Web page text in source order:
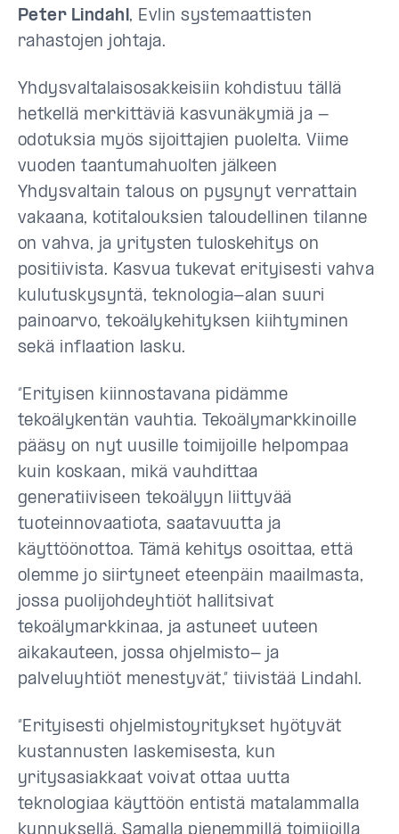
Peter Lindahl , Evlin systemaattisten
rahastojen johtaja.
Yhdysvaltalaisosakkeisiin kohdistuu tällä
hetkellä merkittäviä kasvunäkymiä ja -
odotuksia myös sijoittajien puolelta. Viime
vuoden taantumahuolten jälkeen
Yhdysvaltain talous on pysynyt verrattain
vakaana, kotitalouksien taloudellinen tilanne
on vahva, ja yritysten tuloskehitys on
positiivista. Kasvua tukevat erityisesti vahva
kulutuskysyntä, teknologia-alan suuri
painoarvo, tekoälykehityksen kiihtyminen
sekä inflaation lasku.
“Erityisen kiinnostavana pidämme
tekoälykentän vauhtia. Tekoälymarkkinoille
pääsy on nyt uusille toimijoille helpompaa
kuin koskaan, mikä vauhdittaa
generatiiviseen tekoälyyn liittyvää
tuoteinnovaatiota, saatavuutta ja
käyttöönottoa. Tämä kehitys osoittaa, että
olemme jo siirtyneet eteenpäin maailmasta,
jossa puolijohdeyhtiöt hallitsivat
tekoälymarkkinaa, ja astuneet uuteen
aikakauteen, jossa ohjelmisto- ja
palveluyhtiöt menestyvät,” tiivistää Lindahl.
“Erityisesti ohjelmistoyritykset hyötyvät
kustannusten laskemisesta, kun
yritysasiakkaat voivat ottaa uutta
teknologiaa käyttöön entistä matalammalla
kynnyksellä. Samalla pienemmillä toimijoilla